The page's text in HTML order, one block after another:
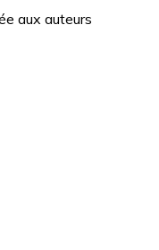
aux auteurs